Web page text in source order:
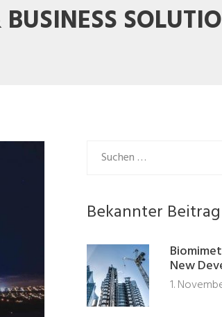
Bekannter Beitrag
New
1.